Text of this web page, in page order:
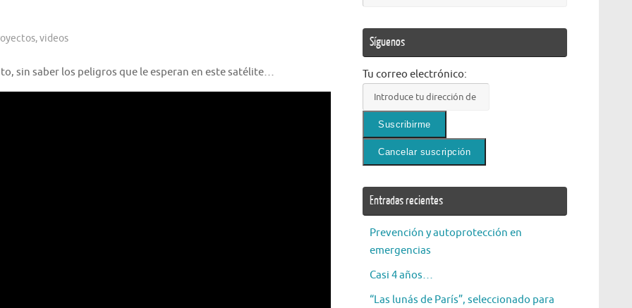
,videos
sin saber los peligros que le esperan en este satélite…
Síguenos
Tu correo electrónico:
Entradas recientes
Prevención y autoprotección en
emergencias
Casi 4 años…
“Las lunás de París”, seleccionado para